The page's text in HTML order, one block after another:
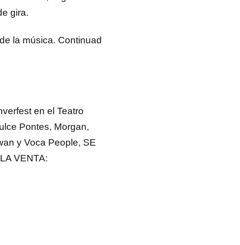
gira.
la música. Continuad
en el Teatro
Pontes, Morgan,
y Voca People, SE
VENTA: